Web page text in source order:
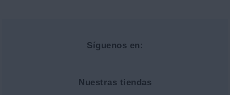
Síguenos en:
Nuestras tiendas